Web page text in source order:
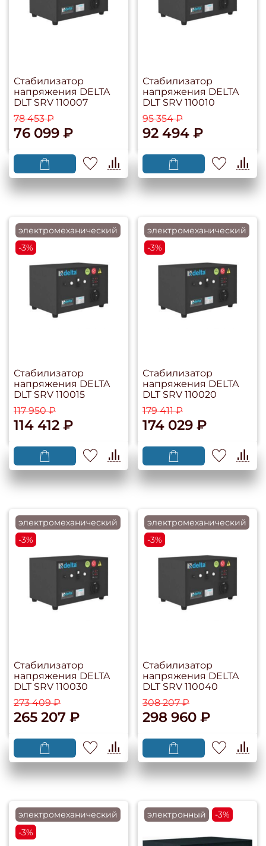
Стабилизатор
напряжения DELTA
DLT SRV 110007
78 453 ₽
76 099 ₽
Стабилизатор
напряжения DELTA
DLT SRV 110010
95 354 ₽
92 494 ₽
электромеханический
-3%
Стабилизатор
напряжения DELTA
DLT SRV 110015
117 950 ₽
114 412 ₽
электромеханический
-3%
Стабилизатор
напряжения DELTA
DLT SRV 110020
179 411 ₽
174 029 ₽
электромеханический
-3%
Стабилизатор
напряжения DELTA
DLT SRV 110030
273 409 ₽
265 207 ₽
электромеханический
-3%
Стабилизатор
напряжения DELTA
DLT SRV 110040
308 207 ₽
298 960 ₽
электромеханический
-3%
электронный -3%